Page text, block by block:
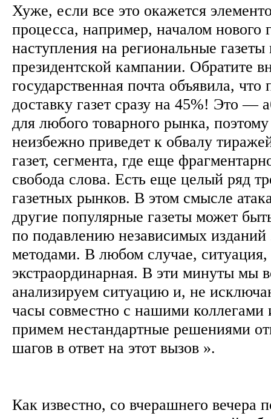
Хуже, если все это окажется
процесса, например, началом нового
наступления на региональные газеты
президентской кампании. Обратите
государственная почта объявила,
доставку газет сразу на 45%! Это —
для любого товарного рынка,
неизбежно приведет к обвалу
газет, сегмента, где еще
свобода слова. Есть еще целый ряд
газетных рынков. В этом смысле
другие популярные газеты может
по подавлению независимых
методами. В любом случае,
экстраординарная. В эти минуты мы
анализируем ситуацию и, не
часы совместно с нашими коллегами
примем нестандартные решениями
шагов в ответ на этот вызов ».
Как известно, со вчерашнего вечера